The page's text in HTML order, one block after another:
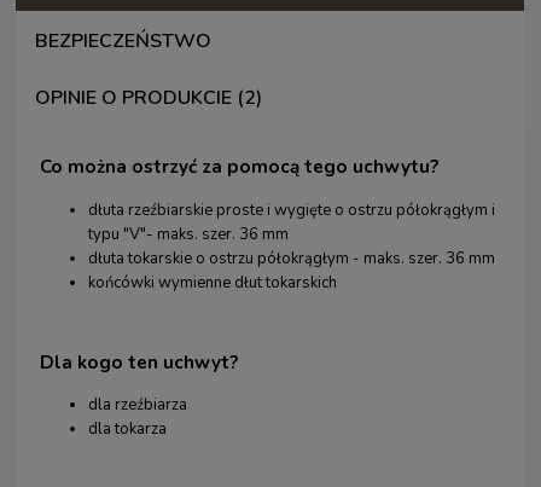
BEZPIECZEŃSTWO
OPINIE O PRODUKCIE (2)
Co można ostrzyć za pomocą tego uchwytu?
dłuta rzeźbiarskie proste i wygięte o ostrzu półokrągłym i
typu "V"- maks. szer. 36 mm
dłuta tokarskie o ostrzu półokrągłym - maks. szer. 36 mm
końcówki wymienne dłut tokarskich
Dla kogo ten uchwyt?
dla rzeźbiarza
dla tokarza